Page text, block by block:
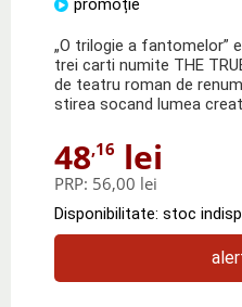
„O trilogie a
trei carti numite THE
de teatru roman de
stirea socand lumea
48,16 lei
PRP: 56,00 lei
Disponibilitate: stoc